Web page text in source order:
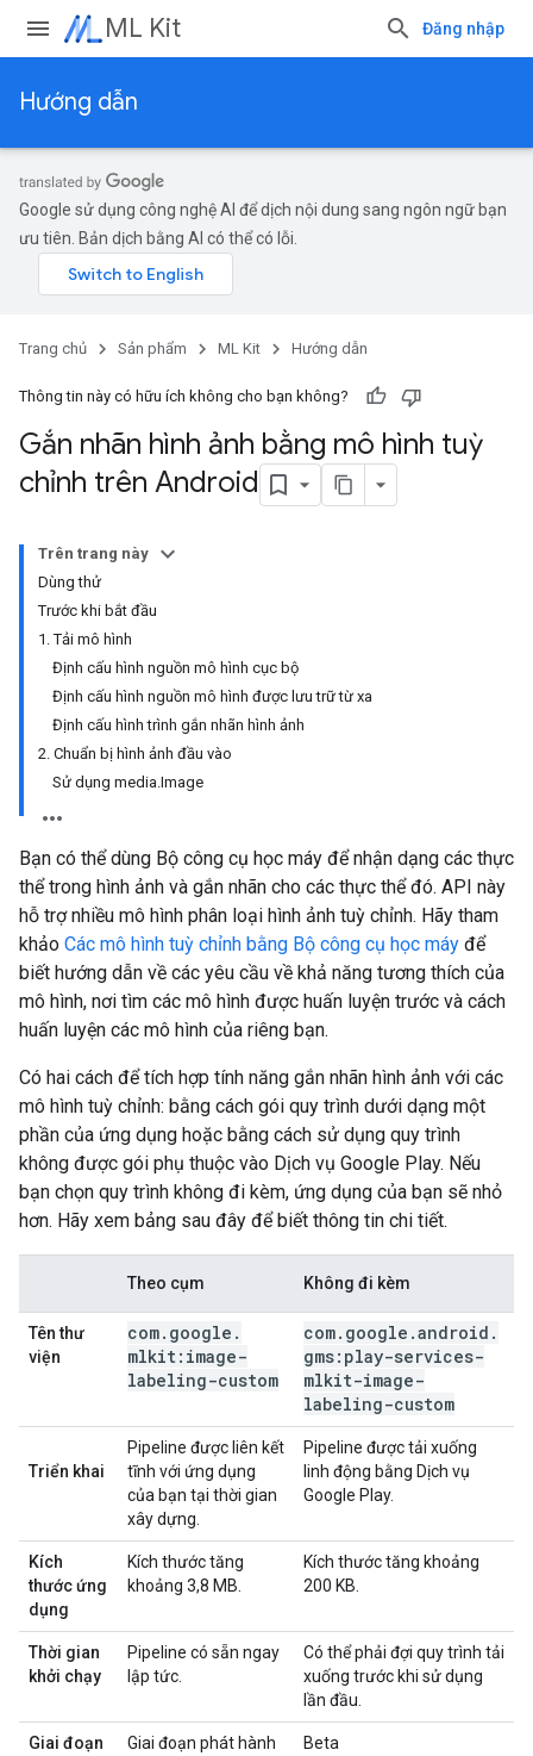
ML Kit Đăng nhập
Hướng dẫn
Google sử dụng công nghệ AI để dịch nội dung sang ngôn ngữ bạn
ưu tiên. Bản dịch bằng AI có thể có lỗi.
Trang chủ Sản phẩm ML Kit Hướng dẫn
Thông tin này có hữu ích không cho bạn không?
Gắn nhãn hình ảnh bằng mô hình tuỳ
chỉnh trên Android
Trên trang này
Dùng thử
Trước khi bắt đầu
1. Tải mô hình
Định cấu hình nguồn mô hình cục bộ
Định cấu hình nguồn mô hình được lưu trữ từ xa
Định cấu hình trình gắn nhãn hình ảnh
2. Chuẩn bị hình ảnh đầu vào
Sử dụng media.Image
Bạn có thể dùng Bộ công cụ học máy để nhận dạng các thực
thể trong hình ảnh và gắn nhãn cho các thực thể đó. API này
hỗ trợ nhiều mô hình phân loại hình ảnh tuỳ chỉnh. Hãy tham
khảo Các mô hình tuỳ chỉnh bằng Bộ công cụ học máy để
biết hướng dẫn về các yêu cầu về khả năng tương thích của
mô hình, nơi tìm các mô hình được huấn luyện trước và cách
huấn luyện các mô hình của riêng bạn.
Có hai cách để tích hợp tính năng gắn nhãn hình ảnh với các
mô hình tuỳ chỉnh: bằng cách gói quy trình dưới dạng một
phần của ứng dụng hoặc bằng cách sử dụng quy trình
không được gói phụ thuộc vào Dịch vụ Google Play. Nếu
bạn chọn quy trình không đi kèm, ứng dụng của bạn sẽ nhỏ
hơn. Hãy xem bảng sau đây để biết thông tin chi tiết.
Theo cụm Không đi kèm
Tên thư
viện
com. google .
mlkit:image-
labeling-custom
com. google .android .
gms:play-services-
mlkit-image-
labeling-custom
Triển khai
Pipeline được liên kết
tĩnh với ứng dụng
của bạn tại thời gian
xây dựng.
Pipeline được tải xuống
linh động bằng Dịch vụ
Google Play.
Kích
thước ứng
dụng
Kích thước tăng
khoảng 3,8 MB.
Kích thước tăng khoảng
200 KB.
Thời gian
khởi chạy
Pipeline có sẵn ngay
lập tức.
Có thể phải đợi quy trình tải
xuống trước khi sử dụng
lần đầu.
Giai đoạn
Giai đoạn phát hành
Beta